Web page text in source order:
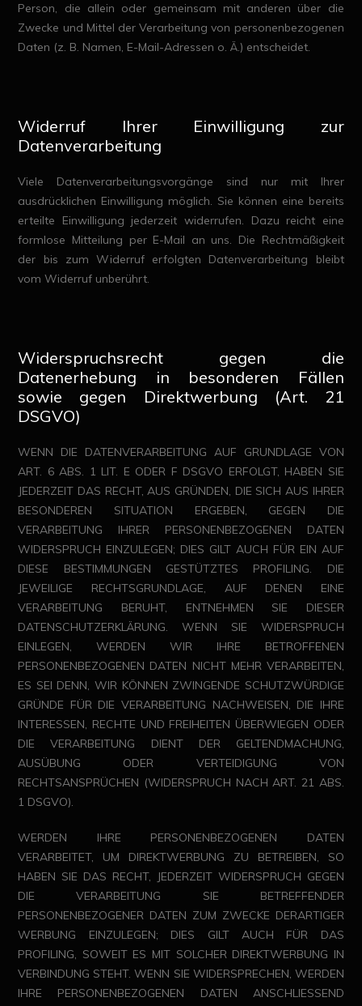
Person, die allein oder gemeinsam mit anderen über die
Zwecke und Mittel der Verarbeitung von personenbezogenen
Daten (z. B. Namen, E-Mail-Adressen o. Ä.) entscheidet.
Widerruf Ihrer Einwilligung zur
Datenverarbeitung
Viele Datenverarbeitungsvorgänge sind nur mit Ihrer
ausdrücklichen Einwilligung möglich. Sie können eine bereits
erteilte Einwilligung jederzeit widerrufen. Dazu reicht eine
formlose Mitteilung per E-Mail an uns. Die Rechtmäßigkeit
der bis zum Widerruf erfolgten Datenverarbeitung bleibt
vom Widerruf unberührt.
Widerspruchsrecht gegen die
Datenerhebung in besonderen Fällen
sowie gegen Direktwerbung (Art. 21
DSGVO)
WENN DIE DATENVERARBEITUNG AUF GRUNDLAGE VON
ART. 6 ABS. 1 LIT. E ODER F DSGVO ERFOLGT, HABEN SIE
JEDERZEIT DAS RECHT, AUS GRÜNDEN, DIE SICH AUS IHRER
BESONDEREN SITUATION ERGEBEN, GEGEN DIE
VERARBEITUNG IHRER PERSONENBEZOGENEN DATEN
WIDERSPRUCH EINZULEGEN; DIES GILT AUCH FÜR EIN AUF
DIESE BESTIMMUNGEN GESTÜTZTES PROFILING. DIE
JEWEILIGE RECHTSGRUNDLAGE, AUF DENEN EINE
VERARBEITUNG BERUHT, ENTNEHMEN SIE DIESER
DATENSCHUTZERKLÄRUNG. WENN SIE WIDERSPRUCH
EINLEGEN, WERDEN WIR IHRE BETROFFENEN
PERSONENBEZOGENEN DATEN NICHT MEHR VERARBEITEN,
ES SEI DENN, WIR KÖNNEN ZWINGENDE SCHUTZWÜRDIGE
GRÜNDE FÜR DIE VERARBEITUNG NACHWEISEN, DIE IHRE
INTERESSEN, RECHTE UND FREIHEITEN ÜBERWIEGEN ODER
DIE VERARBEITUNG DIENT DER GELTENDMACHUNG,
AUSÜBUNG ODER VERTEIDIGUNG VON
RECHTSANSPRÜCHEN (WIDERSPRUCH NACH ART. 21 ABS.
1 DSGVO).
WERDEN IHRE PERSONENBEZOGENEN DATEN
VERARBEITET, UM DIREKTWERBUNG ZU BETREIBEN, SO
HABEN SIE DAS RECHT, JEDERZEIT WIDERSPRUCH GEGEN
DIE VERARBEITUNG SIE BETREFFENDER
PERSONENBEZOGENER DATEN ZUM ZWECKE DERARTIGER
WERBUNG EINZULEGEN; DIES GILT AUCH FÜR DAS
PROFILING, SOWEIT ES MIT SOLCHER DIREKTWERBUNG IN
VERBINDUNG STEHT. WENN SIE WIDERSPRECHEN, WERDEN
IHRE PERSONENBEZOGENEN DATEN ANSCHLIESSEND